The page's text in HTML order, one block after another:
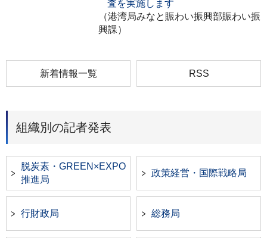
査を実施します
（港湾局みなと賑わい振興部賑わい振
興課）
新着情報一覧 RSS
組織別の記者発表
脱炭素・GREEN×EXPO
推進局
政策経営・国際戦略局
行財政局 総務局